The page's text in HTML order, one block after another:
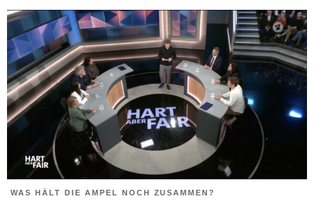
WAS HÄLT DIE AMPEL NOCH ZUSAMMEN?